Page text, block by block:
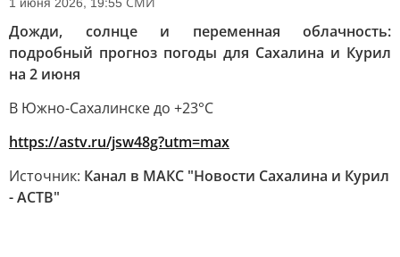
Дожди, солнце и переменная облачность:
подробный прогноз погоды для Сахалина и Курил
на 2 июня
В Южно-Сахалинске до +23°C
https://astv.ru/jsw48g?utm=max
Источник: Канал в МАКС "Новости Сахалина и Курил
- АСТВ"